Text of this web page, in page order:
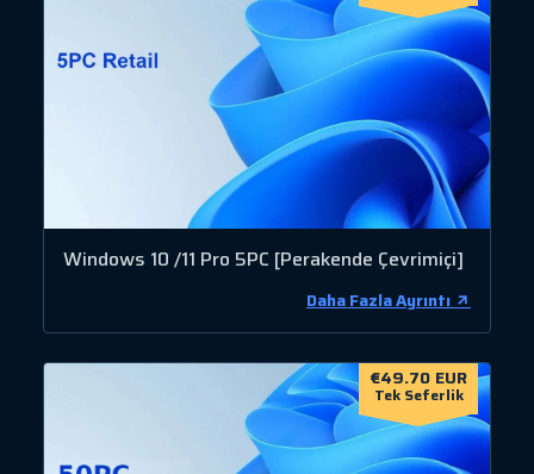
Windows 10 /11 Pro 5PC [Perakende Çevrimiçi]
Daha Fazla Ayrıntı
€49.70 EUR
Tek Seferlik